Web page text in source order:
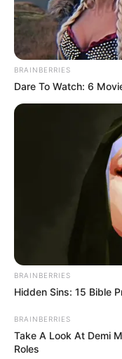
BRAINBERRIES
Dare To Watch: 6
BRAINBERRIES
Hidden Sins: 15 Bible
BRAINBERRIES
Take A Look At Demi
Roles